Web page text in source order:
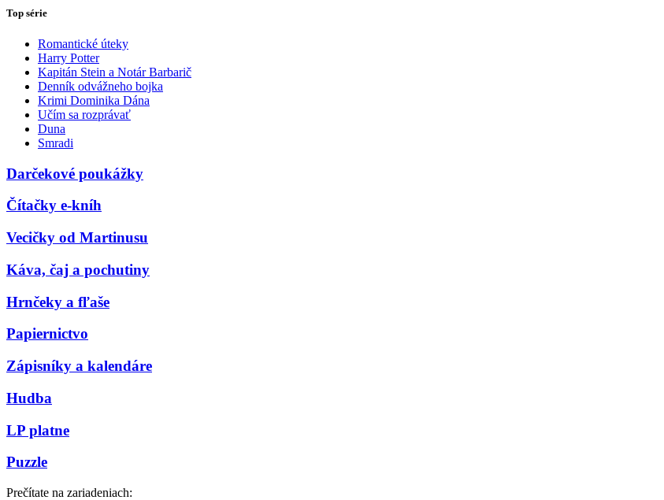
Top série
Romantické úteky
Harry Potter
Kapitán Stein a Notár Barbarič
Denník odvážneho bojka
Krimi Dominika Dána
Učím sa rozprávať
Duna
Smradi
Darčekové poukážky
Čítačky e-kníh
Vecičky od Martinusu
Káva, čaj a pochutiny
Hrnčeky a fľaše
Papiernictvo
Zápisníky a kalendáre
Hudba
LP platne
Puzzle
Prečítate na zariadeniach: